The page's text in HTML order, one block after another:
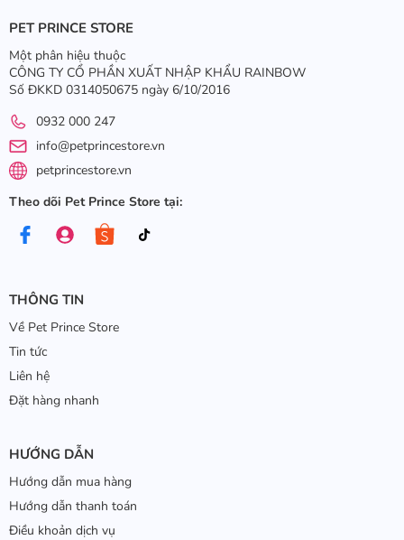
PET PRINCE STORE
Một phân hiệu thuộc
CÔNG TY CỔ PHẦN XUẤT NHẬP KHẨU RAINBOW
Số ĐKKD 0314050675 ngày 6/10/2016
0932 000 247
info@petprincestore.vn
petprincestore.vn
Theo dõi Pet Prince Store tại:
THÔNG TIN
Về Pet Prince Store
Tin tức
Liên hệ
Đặt hàng nhanh
HƯỚNG DẪN
Hướng dẫn mua hàng
Hướng dẫn thanh toán
Điều khoản dịch vụ